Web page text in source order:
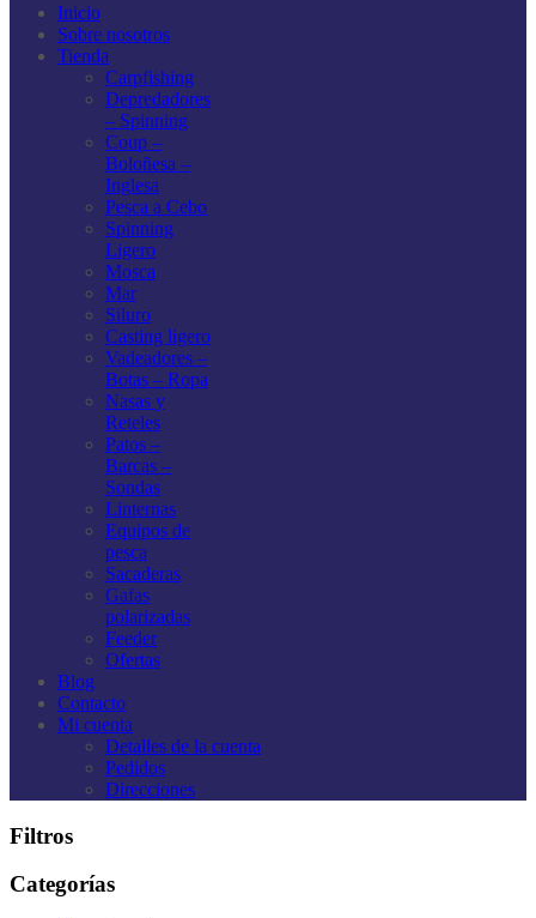
Inicio
Sobre nosotros
Tienda
Carpfishing
Depredadores
– Spinning
Coup –
Boloñesa –
Inglesa
Pesca a Cebo
Spinning
Ligero
Mosca
Mar
Siluro
Casting ligero
Vadeadores –
Botas – Ropa
Nasas y
Reteles
Patos –
Barcas –
Sondas
Linternas
Equipos de
pesca
Sacaderas
Gafas
polarizadas
Feeder
Ofertas
Blog
Contacto
Mi cuenta
Detalles de la cuenta
Pedidos
Direcciones
Filtros
Categorías